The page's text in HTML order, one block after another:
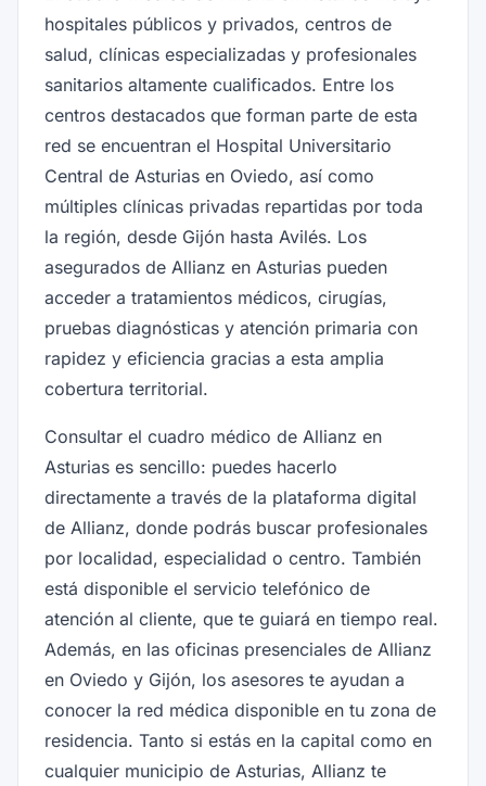
hospitales públicos y privados, centros de
salud, clínicas especializadas y profesionales
sanitarios altamente cualificados. Entre los
centros destacados que forman parte de esta
red se encuentran el Hospital Universitario
Central de Asturias en Oviedo, así como
múltiples clínicas privadas repartidas por toda
la región, desde Gijón hasta Avilés. Los
asegurados de Allianz en Asturias pueden
acceder a tratamientos médicos, cirugías,
pruebas diagnósticas y atención primaria con
rapidez y eficiencia gracias a esta amplia
cobertura territorial.
Consultar el cuadro médico de Allianz en
Asturias es sencillo: puedes hacerlo
directamente a través de la plataforma digital
de Allianz, donde podrás buscar profesionales
por localidad, especialidad o centro. También
está disponible el servicio telefónico de
atención al cliente, que te guiará en tiempo real.
Además, en las oficinas presenciales de Allianz
en Oviedo y Gijón, los asesores te ayudan a
conocer la red médica disponible en tu zona de
residencia. Tanto si estás en la capital como en
cualquier municipio de Asturias, Allianz te